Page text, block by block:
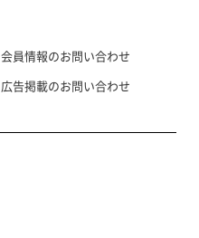
会員情報のお問い合わせ
広告掲載のお問い合わせ